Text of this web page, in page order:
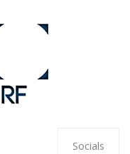
Socials